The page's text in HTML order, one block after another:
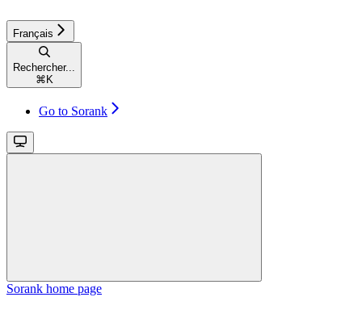
Français
Rechercher...
⌘ K
Go to Sorank
Sorank home page